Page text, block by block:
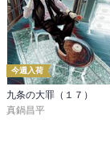
今週入荷
九条の大罪（１７）
真鍋昌平